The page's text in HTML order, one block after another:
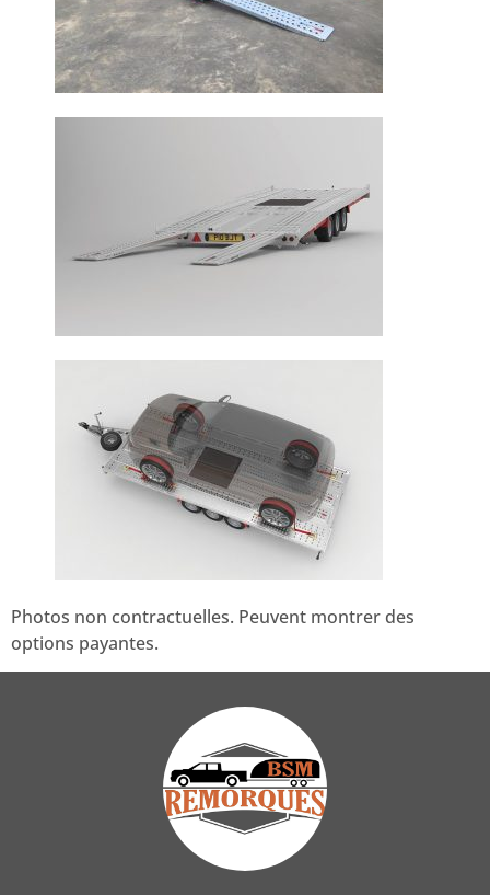
Photos non contractuelles. Peuvent montrer des
options payantes.